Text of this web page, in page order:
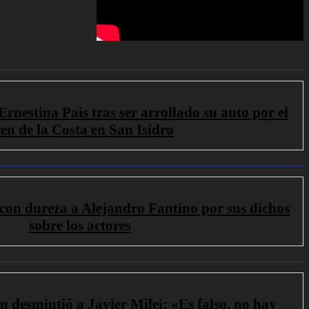
Pais tras ser arrollado su auto por el
de la Costa en San Isidro
dureza a Alejandro Fantino por sus dichos
sobre los actores
desmintió a Javier Milei: «Es falso, no hay